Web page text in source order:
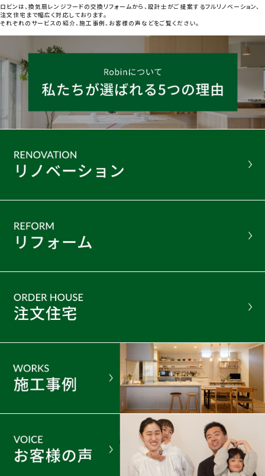
ロビンは、換気扇レンジフードの交換リフォームから、設計士がご提案するフルリノベーション、
注文住宅まで幅広く対応しております。
それぞれのサービスの紹介、施工事例、お客様の声などをご覧ください。